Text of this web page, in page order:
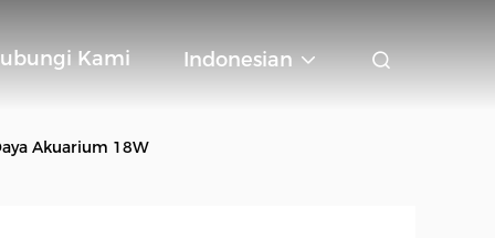
Kami Indonesian
Akuarium 18W